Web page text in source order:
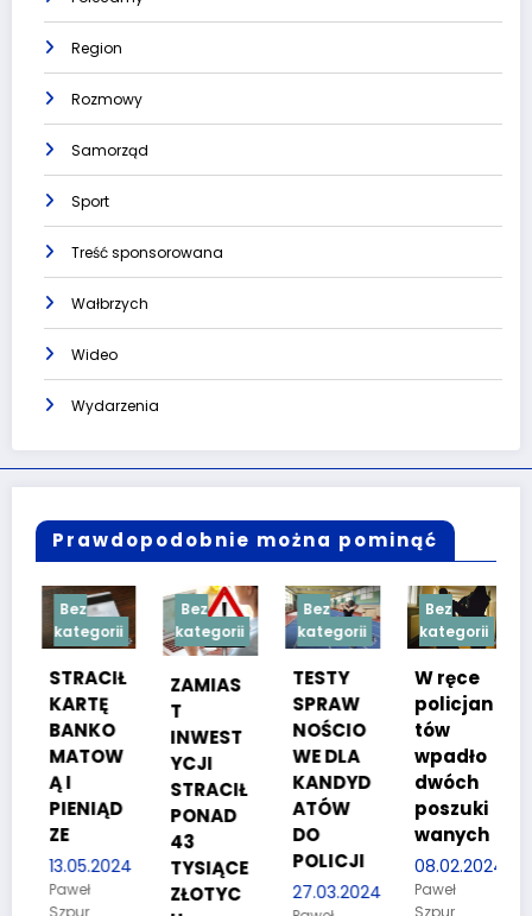
Region
Rozmowy
Samorząd
Sport
Treść sponsorowana
Wałbrzych
Wideo
Wydarzenia
Prawdopodobnie można pominąć
Bez
kategorii
STRACIŁ
KARTĘ
BANKO
MATOW
Ą I
PIENIĄD
ZE
13.05.2024
Paweł
Szpur
Bez
kategorii
ZAMIAS
INWEST
YCJI
STRACIŁ
PONAD
43
TYSIĄCE
ZŁOTYC
Bez
kategorii
TESTY
SPRAW
NOŚCIO
WE DLA
KANDYD
ATÓW
DO
POLICJI
27.03.2024
Bez
kategorii
W ręce
policjan
tów
wpadło
dwóch
poszuki
wanych
08.02.2024
Paweł
Szpur